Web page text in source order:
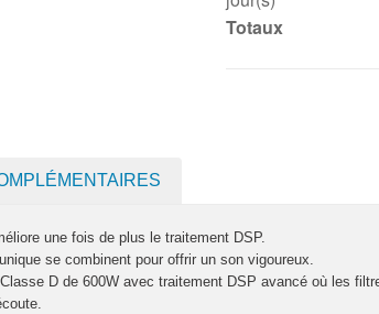
Totaux
une fois de plus le traitement DSP.
se combinent pour offrir un son vigoureux.
D de 600W avec traitement DSP avancé où les